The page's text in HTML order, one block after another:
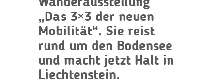
Wanderausstellung
„Das 3×3 der neuen
Mobilität“. Sie reist
rund um den Bodensee
und macht jetzt Halt in
Liechtenstein.